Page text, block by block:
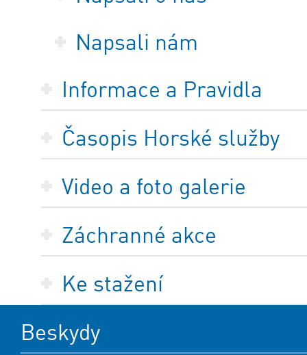
Napsali nám
Informace a Pravidla
Časopis Horské služby
Video a foto galerie
Záchranné akce
Ke stažení
Beskydy